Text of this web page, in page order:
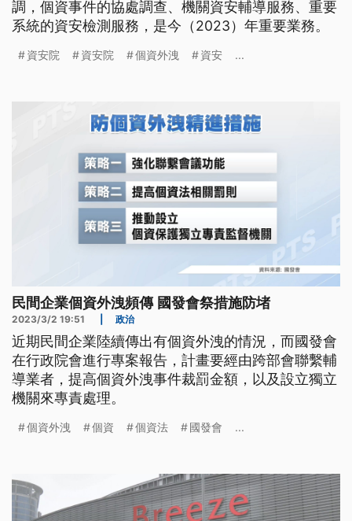
調，個資事件的協處調查、機關資安輔導服務、重要
系統的資安檢測服務，是今（2023）年重要業務。
資安院 資安院 個資外洩 資安 ...
民間企業個資外洩頻傳 國發會祭措施防堵
2023/3/2 19:51 政治
近期民間企業陸續傳出有個資外洩的情況，而國發會
在行政院會進行專案報告，計畫要經由跨部會聯繫輔
導業者，提高個資外洩事件裁罰金額，以及設立獨立
機關來專責處理。
個資外洩 個資 個資法 國發會 ...